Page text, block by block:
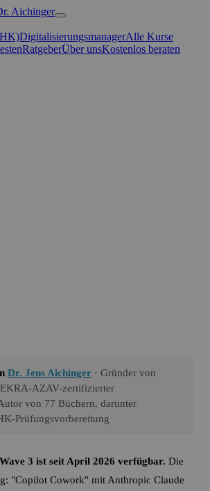
DigitalisierungsmanagerAlle Kurse
RatgeberÜber unsKostenlos beraten
Dr. Jens Aichinger · Gründer von
AZAV-zertifizierter
von 77 Büchern, darunter
Prüfungsvorbereitung
3 ist seit April 2026 verfügbar. Die
"Copilot Cowork" mit Anthropic Claude